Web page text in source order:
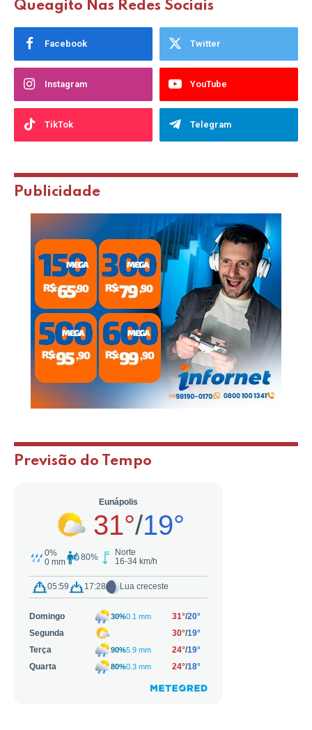
Queagito Nas Redes Sociais
Facebook Twitter
Instagram YouTube
TikTok Telegram
Publicidade
Previsão do Tempo